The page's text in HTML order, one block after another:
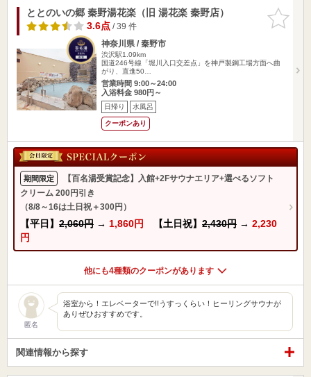
お気に入
りに追加
ととのいの郷 秦野湯花楽（旧 湯花楽 秦野店）
3.6点/ 39 件
神奈川県 / 秦野市
渋沢駅1.09km
国道246号線「堀川入口交差点」を神戸製鋼工場方面へ曲
がり、直進50…
営業時間 9:00～24:00
入浴料金 980円～
日帰り 水風呂
クーポンあり
期間限定
【百名湯受賞記念】入館+2Fサウナエリア+選べるソフト
クリーム 200円引き
（8/8～16は土日祝＋300円）
【平日】 2,060円 → 1,860円 【土日祝】 2,430円 → 2,230
円
他にも4種類のクーポンがあります
匿名
浴室から！エレベーターで!!うすっくらい！ヒーリングサウナが
ありぜひおすすめです。
関連情報から探す